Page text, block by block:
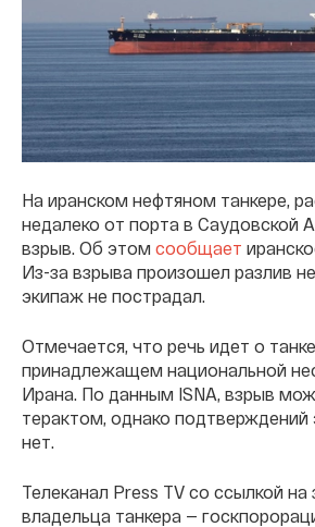
На иранском нефтяном танкере,
недалеко от порта в Саудовской
взрыв. Об этом сообщает
Из-за взрыва произошел разлив
экипаж не пострадал.
Отмечается, что речь идет о
принадлежащем национальной
Ирана. По данным ISNA, взрыв
терактом, однако
нет.
Телеканал Press TV со ссылкой на
владельца танкера —